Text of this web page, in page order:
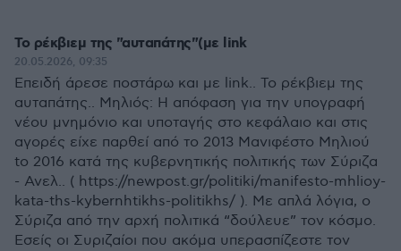
Το ρέκβιεμ της "αυταπάτης"(με link
20.05.2026, 09:35
Επειδή άρεσε ποστάρω και με link.. Το ρέκβιεμ της
αυταπάτης.. Μηλιός: Η απόφαση για την υπογραφή
νέου μνημόνιο και υποταγής στο κεφάλαιο και στις
αγορές είχε παρθεί από το 2013 Μανιφέστο Μηλιού
to 2016 κατά της κυβερνητικής πολιτικής των Σύριζα
- Ανελ.. ( https://newpost.gr/politiki/manifesto-mhlioy-
kata-ths-kybernhtikhs-politikhs/ ). Με απλά λόγια, ο
Σύριζα από την αρχή πολιτικά “δούλευε” τον κόσμο.
Εσείς οι Συριζαίοι που ακόμα υπερασπίζεστε τον